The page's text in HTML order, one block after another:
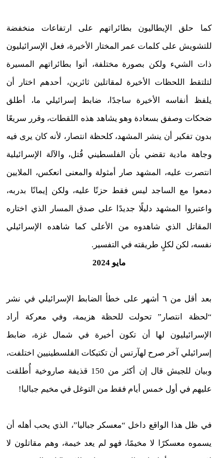
كما حلق الإيطاليون بطائراتهم على ارتفاعات منخفضة
للتشويش على كلمات عمر المختار الأخيرة، فعل الإسرائيليون
ذات الشيء ولكن بصورة مختلفة، أتوا بطائراتهم المسيرة
لتلتقط اللحظات الأخيرة لمقاتلين ثائرين، أحدهم اختار أن
يلفظ أنفاسه الأخيرة ساجدًا، ضابط إسرائيلي ما، أطلق
ضحكات وصفق بسعادة وهو يشاهد هذه اللقطات، وقرر سريعًا
بدون تفكير أن ينشر المشهد، كلحظة انتصار، لأنه كان يرى فيه
وجاهة مادية تقضي بأن الفلسطيني قُتل، والآلة الإسرائيلية
انتصرت عليه، المشهد صار أمثولة والمعنى انعكس، الملايين
دمعوا مع الساجد ليس فقط حزنًا عليه، ولكن إيمانًا بدربه،
واعتبروا المشهد دليلًا جديدًا على صدق المسار الذي اختاره
المقاتل الذي شاهدوه من الأعلى كما شاهده الإسرائيلي
نفسه، لكن لكلٍ طريقته في التفسير.
مايو 2024
بعد أقل من ٦ أشهر على خطأ الضابط الإسرائيلي في نشر
“لحظة انتصار” تحولت للحظة هزيمة، وفي معركة أراد
الإسرائيليون لها أن تكون أخيرة في شمال غزة، ضابط
إسرائيلي آخر صرح لهآرتس أن تكتيكات الفلسطينيين اختلفت،
وبيان للجيش قال إن أكثر من 150 قذيفة صاروخية أُطلقت
عليهم في أول خمس أيام فقط من التوغل في مخيم جباليا!
في ظل هذا الواقع داخل “معسكر جباليا”، الذي يحب أهله أن
يسموه معسكرًا لا مخيمًا، فهو لم يعد خيمة، وهم مقاتلون لا